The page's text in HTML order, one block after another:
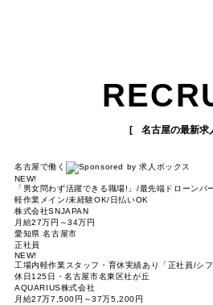
名古屋の最新求
名古屋で働く
NEW!
「男女問わず活躍できる職場!」/最先端ドローン
軽作業メイン/未経験OK/日払いOK
株式会社SNJAPAN
月給27万円～34万円
愛知県 名古屋市
正社員
NEW!
工場内軽作業スタッフ・育休実績あり「正社員/シ
休日125日・名古屋市名東区社が丘
AQUARIUS株式会社
月給27万7,500円～37万5,200円